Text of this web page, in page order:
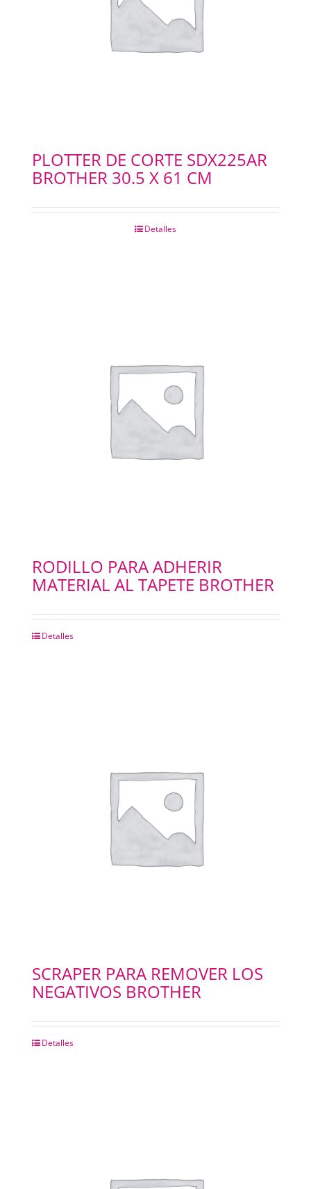
PLOTTER DE CORTE SDX225AR
BROTHER 30.5 X 61 CM
Detalles
RODILLO PARA ADHERIR
MATERIAL AL TAPETE BROTHER
Detalles
SCRAPER PARA REMOVER LOS
NEGATIVOS BROTHER
Detalles